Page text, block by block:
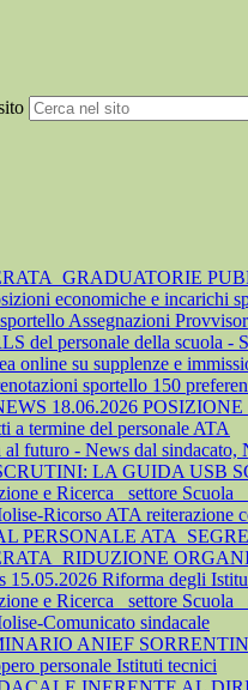
economiche e incarichi
Assegnazioni
del personale della scuola -
online su supplenze e
sportello 150
18.06.2026
a termine del personale ATA
al futuro - News dal sindacato,
LA GUIDA USB
e Ricerca_ settore
Ricorso ATA reiterazione
PERSONALE
15.05.2026 Riforma degli
e Ricerca_ settore
Comunicato sindacale
ANIEF
personale Istituti tecnici